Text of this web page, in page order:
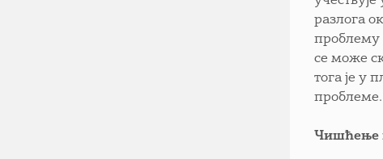
разлога
проблему
се може
тога је у
проблеме.
Чишћење